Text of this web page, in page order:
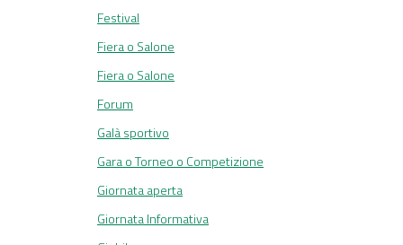
Festival
Fiera o Salone
Fiera o Salone
Forum
Galà sportivo
Gara o Torneo o Competizione
Giornata aperta
Giornata Informativa